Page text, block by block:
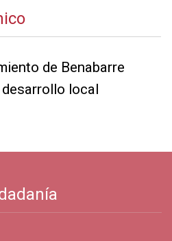
de Benabarre
local